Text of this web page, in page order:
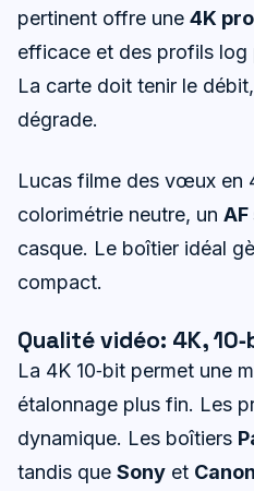
pertinent offre une 4K
efficace et des profils log
La carte doit tenir le
dégrade.
Lucas filme des vœux en
colorimétrie neutre, un
casque. Le boîtier idéal
compact.
Qualité vidéo: 4K,
La 4K 10‑bit permet une
étalonnage plus fin. Les
dynamique. Les boîtiers
tandis que Sony et Canon